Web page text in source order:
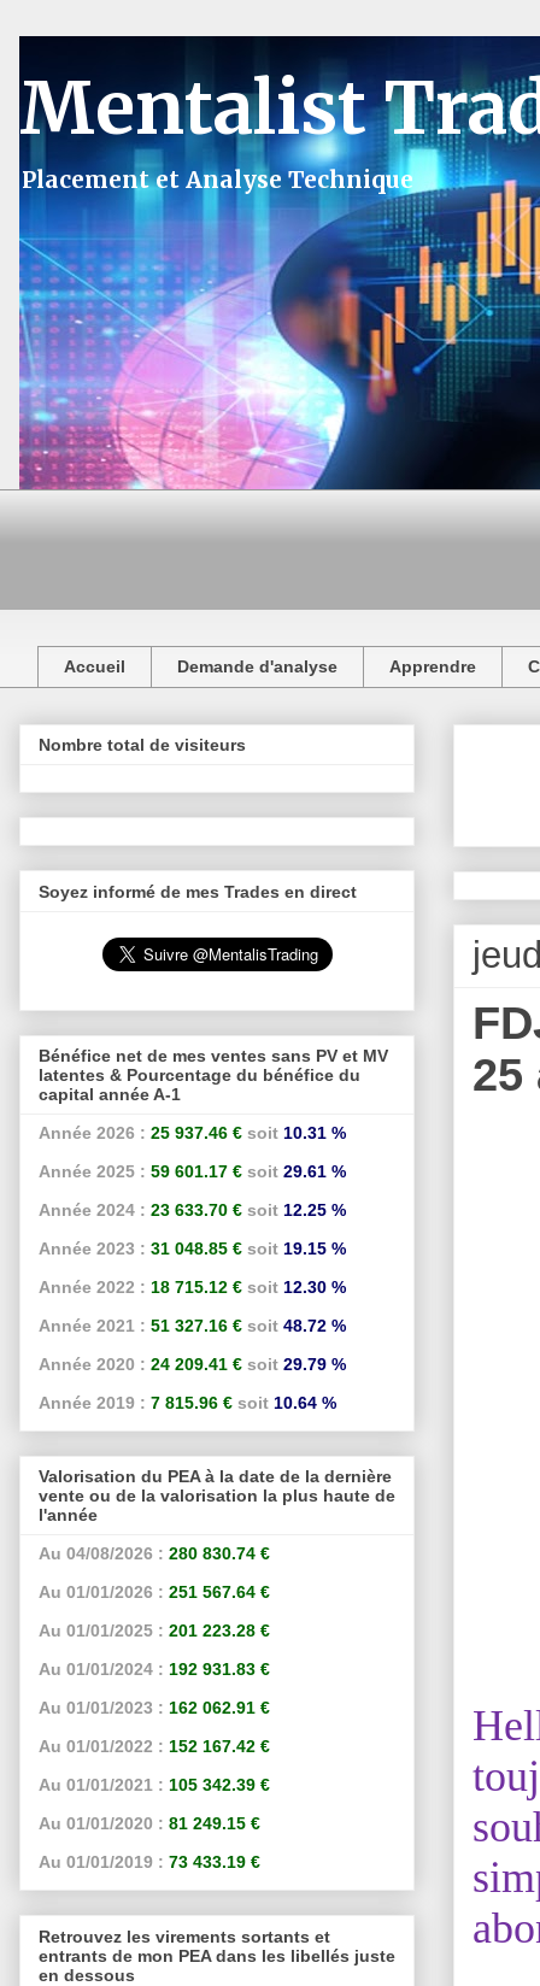
Mentalist
Placement et Analyse Technique
Accueil Demande d'analyse Apprendre
25
Nombre total de visiteurs
Soyez informé de mes Trades en direct
Bénéfice net de mes ventes sans PV et MV
latentes & Pourcentage du bénéfice du
capital année A-1
Année 2026 : 25 937.46 € soit 10.31 %
Année 2025 : 59 601.17 € soit 29.61 %
Année 2024 : 23 633.70 € soit 12.25 %
Année 2023 : 31 048.85 € soit 19.15 %
Année 2022 : 18 715.12 € soit 12.30 %
Année 2021 : 51 327.16 € soit 48.72 %
Année 2020 : 24 209.41 € soit 29.79 %
Année 2019 : 7 815.96 € soit 10.64 %
Valorisation du PEA à la date de la dernière
vente ou de la valorisation la plus haute de
l'année
Au 04/08/2026 : 280 830.74 €
Au 01/01/2026 : 251 567.64 €
Au 01/01/2025 : 201 223.28 €
Au 01/01/2024 : 192 931.83 €
Au 01/01/2023 : 162 062.91 €
Au 01/01/2022 : 152 167.42 €
Au 01/01/2021 : 105 342.39 €
Au 01/01/2020 : 81 249.15 €
Au 01/01/2019 : 73 433.19 €
Retrouvez les virements sortants et
entrants de mon PEA dans les libellés juste
en dessous